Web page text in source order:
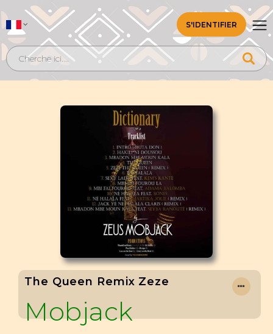
S'IDENTIFIER
The Queen Remix Zeze
Mobjack